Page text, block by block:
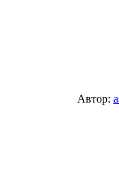
Автор: